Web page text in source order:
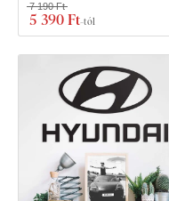
5 390 Ft-tól
7 190 Ft